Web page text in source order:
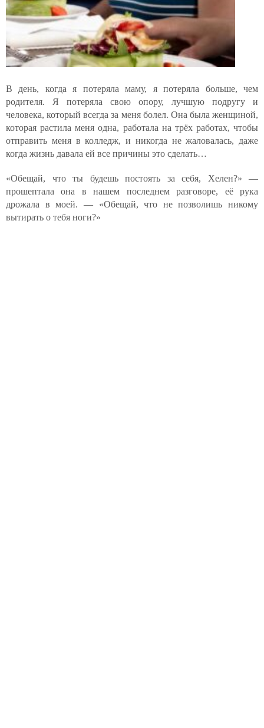
В день, когда я потеряла маму, я потеряла больше, чем
родителя. Я потеряла свою опору, лучшую подругу и
человека, который всегда за меня болел. Она была женщиной,
которая растила меня одна, работала на трёх работах, чтобы
отправить меня в колледж, и никогда не жаловалась, даже
когда жизнь давала ей все причины это сделать…
«Обещай, что ты будешь постоять за себя, Хелен?» —
прошептала она в нашем последнем разговоре, её рука
дрожала в моей. — «Обещай, что не позволишь никому
вытирать о тебя ноги?»